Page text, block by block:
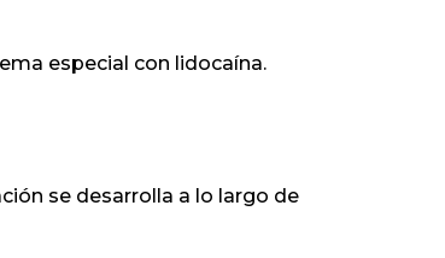
especial con lidocaína.
se desarrolla a lo largo de